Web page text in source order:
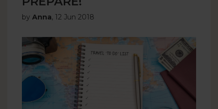
by Anna, 12 Jun 2018